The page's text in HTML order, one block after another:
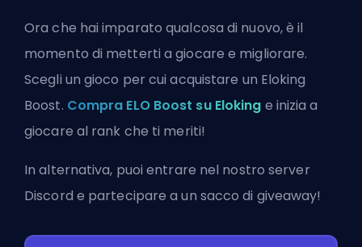
Ora che hai imparato qualcosa di nuovo, è il
momento di metterti a giocare e migliorare.
Scegli un gioco per cui acquistare un Eloking
Boost. Compra ELO Boost su Eloking e inizia a
giocare al rank che ti meriti!
In alternativa, puoientrare nel nostro server
Discord e partecipare a un sacco di giveaway!